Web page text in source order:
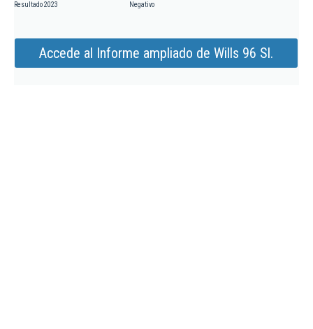
Resultado 2023 Negativo
Accede al Informe ampliado de Wills 96 Sl.